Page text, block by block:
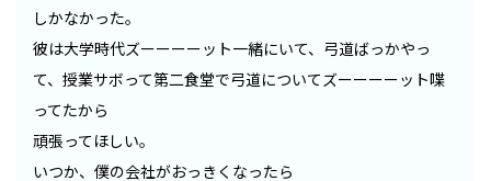
しかなかった。
彼は大学時代ズーーーーット一緒にいて、弓道ばっかやっ
て、授業サボって第二食堂で弓道についてズーーーーット喋
ってたから
頑張ってほしい。
いつか、僕の会社がおっきくなったら